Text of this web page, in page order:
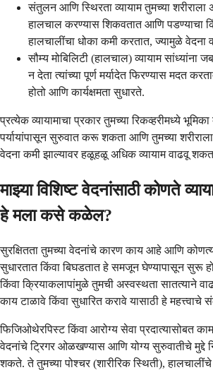
संतुलन आणि स्थिरता व्यायाम तुमच्या शरीराला
हालचाल करण्यास शिकवतात आणि पडण्याचा
हालचालींचा धोका कमी करतात, ज्यामुळे वेदना
सौम्य मोबिलिटी (हालचाल) व्यायाम सांध्यांना
न देता त्यांच्या पूर्ण मर्यादेत फिरण्यास मदत
होतो आणि कार्यक्षमता सुधारते.
प्रत्येक व्यायामाचा प्रकार तुमच्या रिकव्हरीमध्ये
पर्यायांपासून सुरुवात करू शकता आणि तुमच्या
वेदना कमी झाल्यावर हळूहळू अधिक व्यायाम वाढवू
माझ्या विशिष्ट वेदनांसाठी कोणते
हे मला कसे कळेल?
सुरक्षितता तुमच्या वेदनांचे कारण काय आहे आणि
सुधारतात किंवा बिघडतात हे समजून घेण्यापासून सुरू
किंवा क्रियाकलापांमुळे तुमची अस्वस्थता सातत्याने
काय टाळावे किंवा सुधारित करावे यासाठी हे
फिजिओथेरपिस्ट किंवा आरोग्य सेवा प्रदात्यासोबत
वेदनांचे ट्रिगर ओळखण्यास आणि योग्य सुरुवातीचे मुद्दे
शकते. ते तुमच्या पोश्चर (शारीरिक स्थिती),